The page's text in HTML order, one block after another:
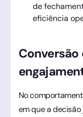
de
eficiência
Conversão
No
em que a